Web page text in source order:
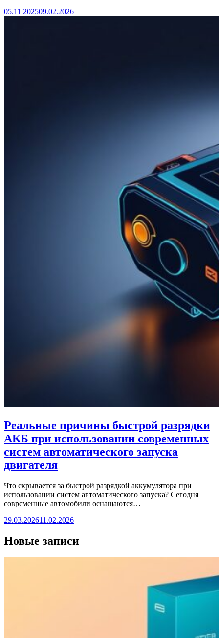
05.11.202509.02.2026
Реальные причины быстрой разрядки
АКБ при использовании современных
систем автоматического запуска
двигателя
Что скрывается за быстрой разрядкой аккумулятора при
использовании систем автоматического запуска? Сегодня
современные автомобили оснащаются…
29.03.202611.02.2026
Новые записи